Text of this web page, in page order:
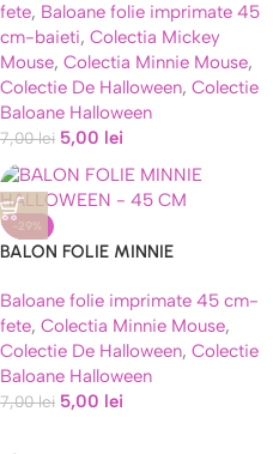
fete, Baloane folie imprimate 45
cm-baieti, Colectia Mickey
Mouse, Colectia Minnie Mouse,
Colectie De Halloween, Colectie
Baloane Halloween
7,00lei 5,00 lei
-29%
BALON FOLIE MINNIE
Baloane folie imprimate 45 cm-
fete, Colectia Minnie Mouse,
Colectie De Halloween, Colectie
Baloane Halloween
7,00lei 5,00 lei